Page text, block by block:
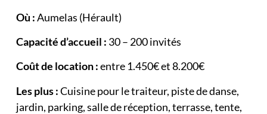
Où :Aumelas (Hérault)
Capacité d’accueil : 30 – 200 invités
Coût de location :entre 1.450€ et 8.200€
Les plus :Cuisine pour le traiteur, piste de danse,
jardin, parking, salle de réception, terrasse, tente,